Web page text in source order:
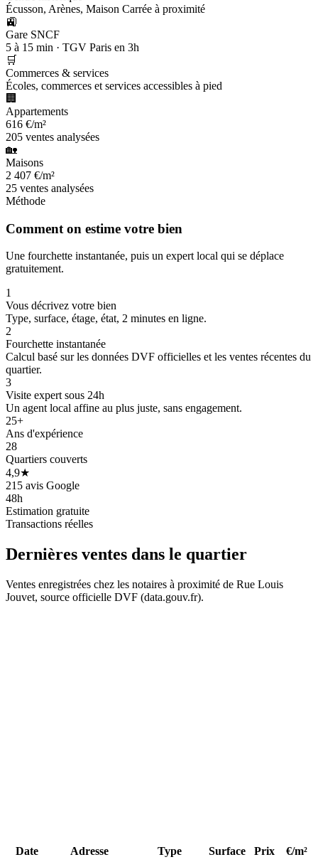
Écusson, Arènes, Maison Carrée à proximité
🚉
Gare SNCF
5 à 15 min · TGV Paris en 3h
🛒
Commerces & services
Écoles, commerces et services accessibles à pied
🏢
Appartements
616 €/m²
205 ventes analysées
🏡
Maisons
2 407 €/m²
25 ventes analysées
Méthode
Comment on estime votre bien
Une fourchette instantanée, puis un expert local qui se déplace
gratuitement.
1
Vous décrivez votre bien
Type, surface, étage, état, 2 minutes en ligne.
2
Fourchette instantanée
Calcul basé sur les données DVF officielles et les ventes récentes du
quartier.
3
Visite expert sous 24h
Un agent local affine au plus juste, sans engagement.
25+
Ans d'expérience
28
Quartiers couverts
4,9★
215 avis Google
48h
Estimation gratuite
Transactions réelles
Dernières ventes dans le quartier
Ventes enregistrées chez les notaires à proximité de Rue Louis
Jouvet, source officielle DVF (data.gouv.fr).
Date Adresse Type Surface Prix
€/m²